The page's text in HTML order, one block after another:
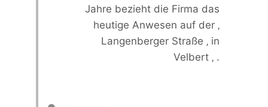
Jahre bezieht die Firma das
heutige Anwesen auf der ‚
Langenberger Straße ‚ in
Velbert ‚ .